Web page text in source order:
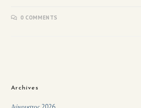
0 COMMENTS
Archives